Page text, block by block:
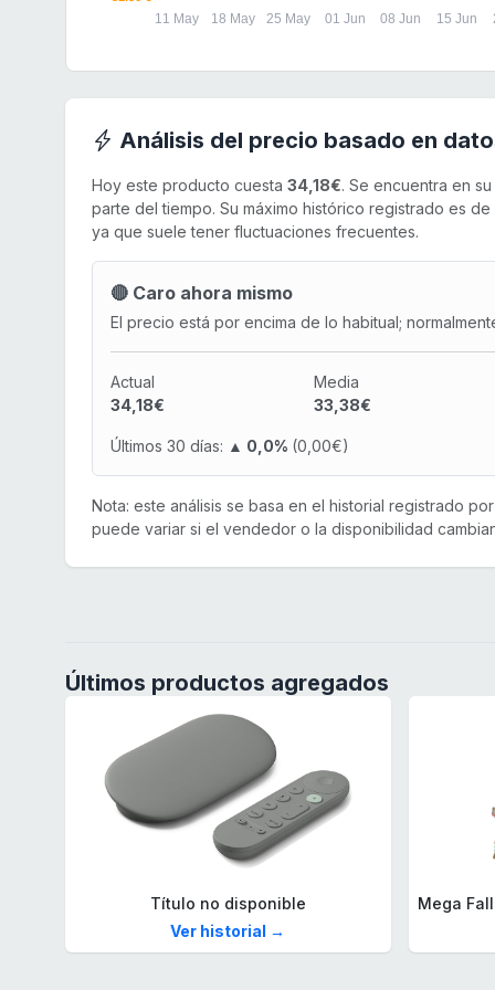
11 May 18 May 25 May 01 Jun 08 Jun 15 Jun
Análisis del precio basado en
Hoy este producto cuesta 34,18€. Se encuentra en su
parte del tiempo. Su máximo histórico registrado es de
ya que suele tener fluctuaciones frecuentes.
🔴 Caro ahora mismo
El precio está por encima de lo habitual;
Actual
34,18€
Media
33,38€
Últimos 30 días: ▲ 0,0% (0,00€)
Nota: este análisis se basa en el historial registrado
puede variar si el vendedor o la disponibilidad
Últimos productos agregados
Título no disponible
Ver historial →